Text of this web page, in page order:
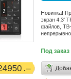
Новинка!
экран 4,3'
файлов,
Под заказ